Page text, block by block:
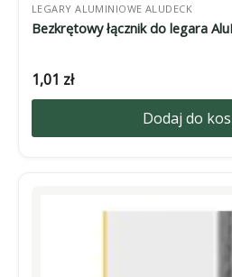
LEGARY ALUMINIOWE ALUDECK
Bezkrętowy łącznik do legara
1,01 zł
Dodaj do